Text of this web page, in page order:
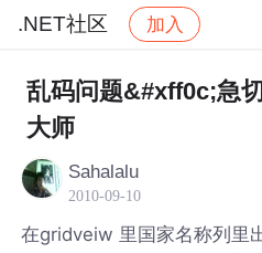
.NET社区 加入
社区 .NET社区 帖子
乱码问题&#xff0c;急
大师
Sahalalu
2010-09-10
在gridveiw 里国家名称列里